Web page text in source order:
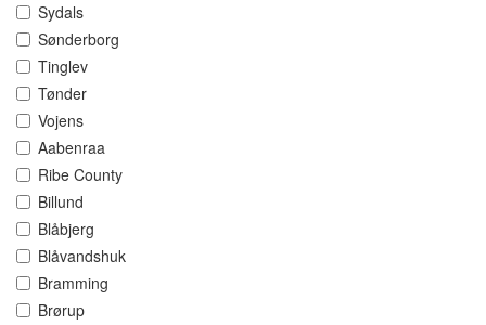
Sydals
Sønderborg
Tinglev
Tønder
Vojens
Aabenraa
Ribe County
Billund
Blåbjerg
Blåvandshuk
Bramming
Brørup